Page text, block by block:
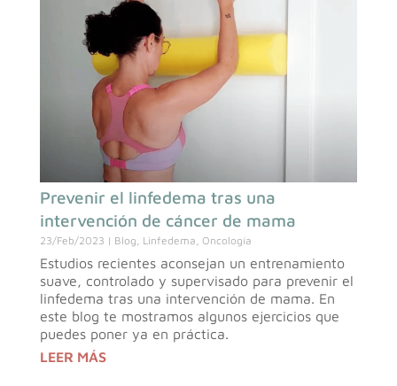
Prevenir el linfedema tras una
intervención de cáncer de mama
23/Feb/2023 | Blog Linfedema Oncología
Estudios recientes aconsejan un entrenamiento
suave, controlado y supervisado para prevenir el
linfedema tras una intervención de mama. En
este blog te mostramos algunos ejercicios que
puedes poner ya en práctica.
LEER MÁS